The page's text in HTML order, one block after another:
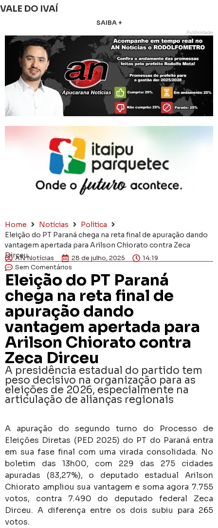
VALE DO IVAÍ
SAIBA +
Publicidade
Home Notícias
Política
Eleição do PT Paraná chega na reta final de apuração dando
vantagem apertada para Arilson Chiorato contra Zeca
Dirceu
AN Notícias 28 de julho, 2025
14:19
Sem Comentários
Eleição do PT Paraná
chega na reta final de
apuração dando
vantagem apertada para
Arilson Chiorato contra
Zeca Dirceu
A presidência estadual do partido tem
peso decisivo na organização para as
eleições de 2026, especialmente na
articulação de alianças regionais
A apuração do segundo turno do Processo de
Eleições Diretas (PED 2025) do PT do Paraná entra
em sua fase final com uma virada consolidada. No
boletim das 13h00, com 229 das 275 cidades
apuradas (83,27%), o deputado estadual Arilson
Chiorato ampliou sua vantagem e soma agora 7.755
votos, contra 7.490 do deputado federal Zeca
Dirceu. A diferença entre os dois subiu para 265
votos.